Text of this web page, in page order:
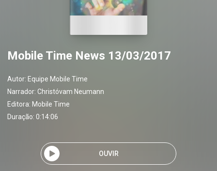
Mobile Time News 13/03/2017
Autor: Equipe Mobile Time
Narrador: Christóvam Neumann
Editora: Mobile Time
Duração: 0:14:06
OUVIR